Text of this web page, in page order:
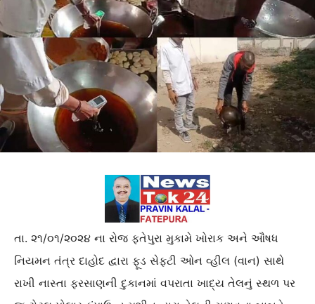
તા. ૨૧/૦૧/૨૦૨૪ ના રોજ ફતેપુરા મુકામે ખોરાક અને ઔષધ
નિયમન તંત્ર દાહોદ દ્વારા ફૂડ સેફ્ટી ઓન વ્હીલ (વાન) સાથે
રાખી નાસ્તા ફરસાણની દુકાનમાં વપરાતા ખાદ્ય તેલનું સ્થળ પર